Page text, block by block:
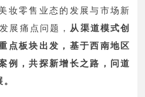
妆零售业态的发展与市场新
展痛点问题， 从渠道模式创
点板块出发，基于西南地区
例，共探新增长之路，问道